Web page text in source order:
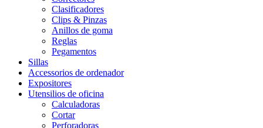
Clasificadores
Clips & Pinzas
Anillos de goma
Reglas
Pegamentos
Sillas
Accessorios de ordenador
Expositores
Utensilios de oficina
Calculadoras
Cortar
Perforadoras